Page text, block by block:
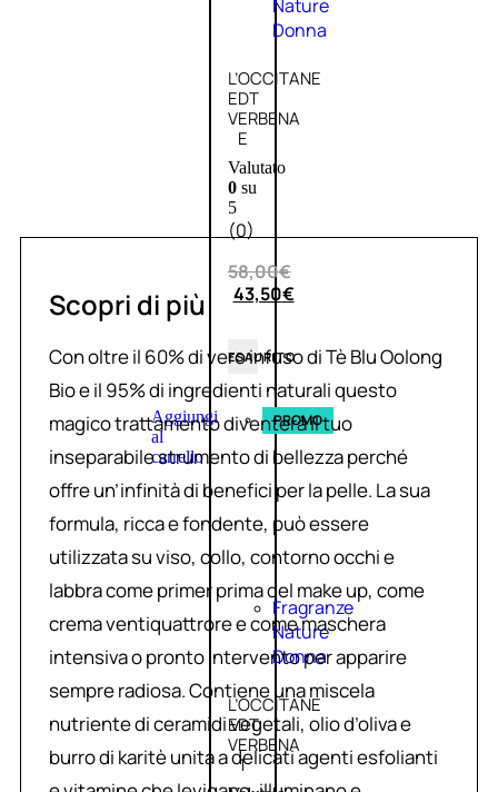
Nature
Donna
L’OCCITANE
EDT
VERBENA
E
Valutato
0su
5
(0)
58,00€
43,50€
ESAURITO
Aggiungi
al
carrello
PROMO
Fragranze
Nature
Donna
L’OCCITANE
EDT
VERBENA
1
Scopri di più
Con oltre il 60% di vero infuso di Tè Blu Oolong
Bio e il 95% di ingredienti naturali questo
magico trattamento diventerà il tuo
inseparabile strumento di bellezza perché
offre un’infinità di benefici per la pelle. La sua
formula, ricca e fondente, può essere
utilizzata su viso, collo, contorno occhi e
labbra come primer prima del make up, come
crema ventiquattrore e come maschera
intensiva o pronto intervento per apparire
sempre radiosa. Contiene una miscela
nutriente di ceramidi vegetali, olio d’oliva e
burro di karitè unita a delicati agenti esfolianti